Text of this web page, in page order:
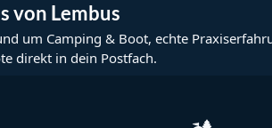
von Lembus
um Camping & Boot, echte
direkt in dein Postfach.